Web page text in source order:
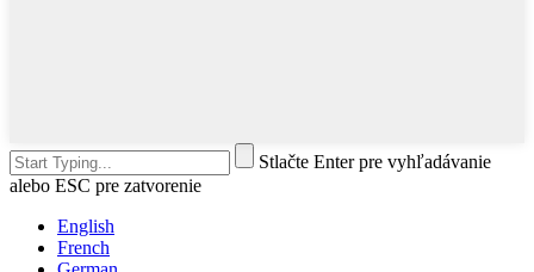
Stlačte Enter pre vyhľadávanie
alebo ESC pre zatvorenie
English
French